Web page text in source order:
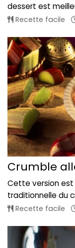
dessert est
Recette facile
Crumble
Cette version est
traditionnelle du
Recette facile